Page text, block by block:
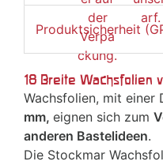
Produktsicherheit
18 Breite Wachsfolien
Wachsfolien, mit einer
mm, eignen sich zum
anderen Bastelideen.
Die Stockmar